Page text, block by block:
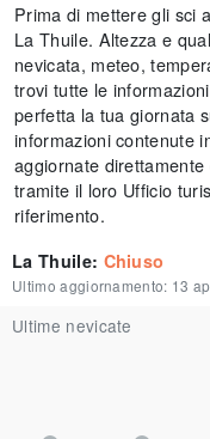
Prima di mettere gli sci
La Thuile. Altezza e
nevicata, meteo,
trovi tutte le
perfetta la tua giornata
informazioni contenute
aggiornate
tramite il loro Ufficio
riferimento.
La Thuile: Chiuso
Ultimo aggiornamento: 13
Ultime nevicate